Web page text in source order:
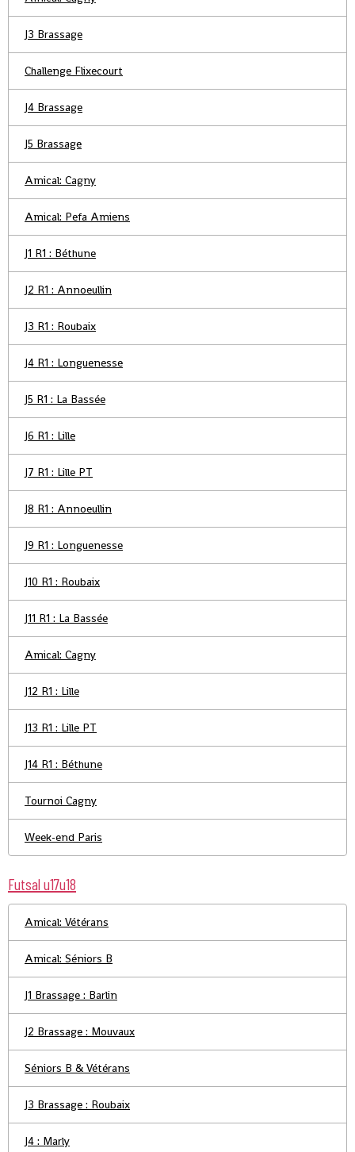
J3 Brassage
Challenge Flixecourt
J4 Brassage
J5 Brassage
Amical: Cagny
Amical: Pefa Amiens
J1 R1 : Béthune
J2 R1 : Annoeullin
J3 R1 : Roubaix
J4 R1 : Longuenesse
J5 R1 : La Bassée
J6 R1 : Lille
J7 R1 : Lille PT
J8 R1 : Annoeullin
J9 R1 : Longuenesse
J10 R1 : Roubaix
J11 R1 : La Bassée
Amical: Cagny
J12 R1 : Lille
J13 R1 : Lille PT
J14 R1 : Béthune
Tournoi Cagny
Week-end Paris
Futsal u17u18
Amical: Vétérans
Amical: Séniors B
J1 Brassage : Barlin
J2 Brassage : Mouvaux
Séniors B & Vétérans
J3 Brassage : Roubaix
J4 : Marly